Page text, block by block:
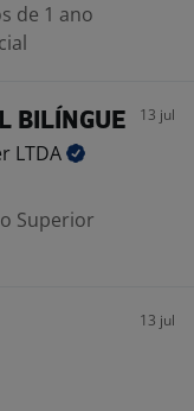
de 1 ano
BILÍNGUE 13 jul
LTDA
Superior
13 jul